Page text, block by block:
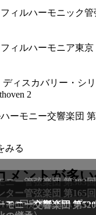
ィルハーモニック管
ィルハーモニア東京
ディスカバリー・シ
2
ーモニー交響楽団
みる
メントが多
ニー管弦楽団 第383
ター管弦楽団 第165
回定期公演Aプロ
モニー交響楽団 第